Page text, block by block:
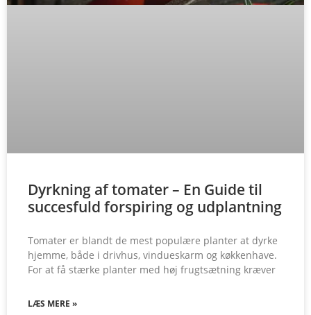
Dyrkning af tomater – En Guide til
succesfuld forspiring og udplantning
Tomater er blandt de mest populære planter at dyrke
hjemme, både i drivhus, vindueskarm og køkkenhave.
For at få stærke planter med høj frugtsætning kræver
LÆS MERE »